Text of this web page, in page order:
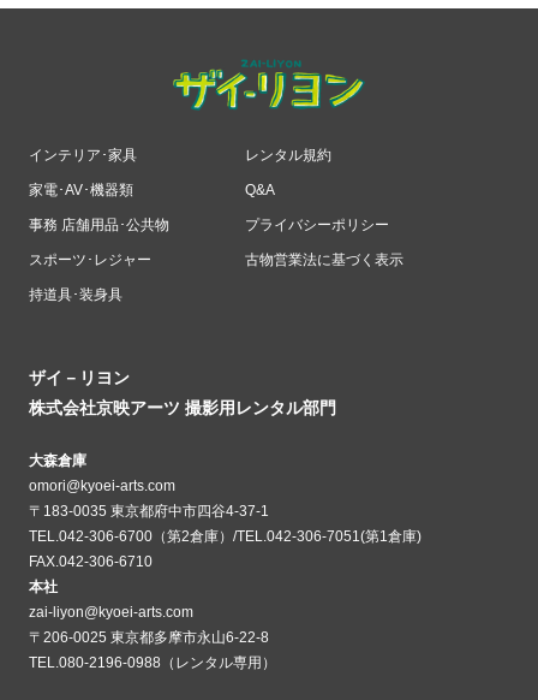
インテリア･家具
家電･AV･機器類
事務 店舗用品･公共物
スポーツ･レジャー
持道具･装身具
レンタル規約
Q&A
プライバシーポリシー
古物営業法に基づく表示
ザイ－リヨン
株式会社京映アーツ 撮影用レンタル部門
大森倉庫
omori@kyoei-arts.com
〒183-0035 東京都府中市四谷4-37-1
TEL.042-306-6700（第2倉庫）/TEL.042-306-7051(第1倉庫)
FAX.042-306-6710
本社
zai-liyon@kyoei-arts.com
〒206-0025 東京都多摩市永山6-22-8
TEL.080-2196-0988（レンタル専用）